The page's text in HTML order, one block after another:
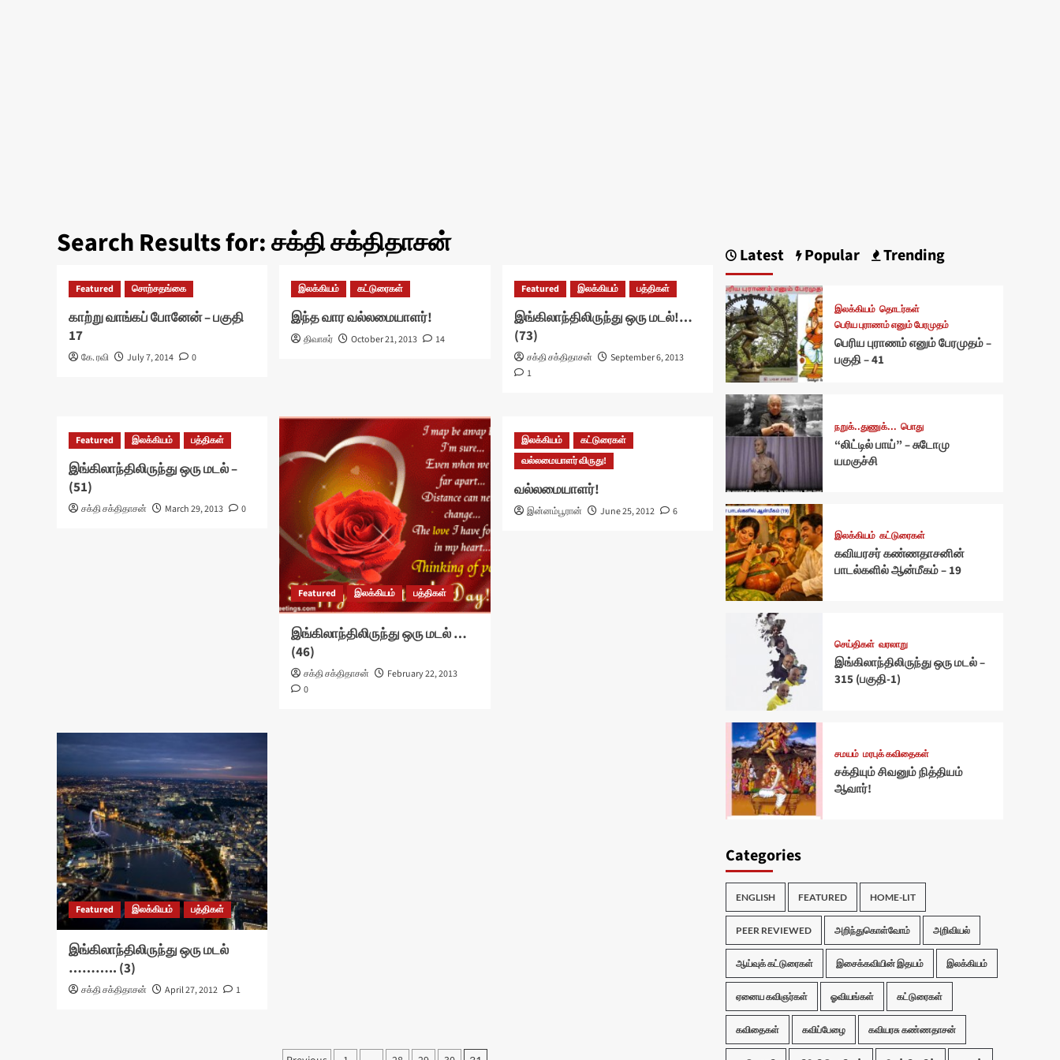
Search Results for:சக்தி சக்திதாசன்
Featured சொற்சதங்கை
காற்று வாங்கப் போனேன் – பகுதி
17
கே. ரவி July 7, 2014 0
இலக்கியம் கட்டுரைகள்
இந்த வார வல்லமையாளர்!
திவாகர் October 21, 2013 14
Featured இலக்கியம் பத்திகள்
இங்கிலாந்திலிருந்து ஒரு மடல்!…
(73)
சக்தி சக்திதாசன்
September 6, 2013
1
Featured இலக்கியம் பத்திகள்
இங்கிலாந்திலிருந்து ஒரு மடல் –
(51)
சக்தி சக்திதாசன் March 29, 2013 0
Featured இலக்கியம் பத்திகள்
இங்கிலாந்திலிருந்து ஒரு மடல் …
(46)
சக்தி சக்திதாசன்
February 22, 2013
0
இலக்கியம்
கட்டுரைகள்
வல்லமையாளர் விருது!
வல்லமையாளர்!
இன்னம்பூரான் June 25, 2012 6
Featured இலக்கியம் பத்திகள்
இங்கிலாந்திலிருந்து ஒரு மடல்
……….. (3)
சக்தி சக்திதாசன் April 27, 2012 1
Latest Popular Trending
இலக்கியம் தொடர்கள்
பெரிய புராணம் எனும் பேரமுதம்
பெரிய புராணம் எனும் பேரமுதம் –
பகுதி – 41
நறுக்..துணுக்... பொது
“லிட்டில் பாய்” – சுடோமு
யமகுச்சி
இலக்கியம் கட்டுரைகள்
கவியரசர் கண்ணதாசனின்
பாடல்களில் ஆன்மீகம் – 19
செய்திகள் வரலாறு
இங்கிலாந்திலிருந்து ஒரு மடல் –
315 (பகுதி-1)
சமயம் மரபுக் கவிதைகள்
சக்தியும் சிவனும் நித்தியம்
ஆவார்!
Categories
ENGLISH FEATURED HOME-LIT
PEER REVIEWED அறிந்துகொள்வோம் அறிவியல்
ஆய்வுக் கட்டுரைகள் இசைக்கவியின் இதயம் இலக்கியம்
ஏனைய கவிஞர்கள் ஓவியங்கள் கட்டுரைகள்
கவிதைகள் கவிப்பேழை கவியரசு கண்ணதாசன்